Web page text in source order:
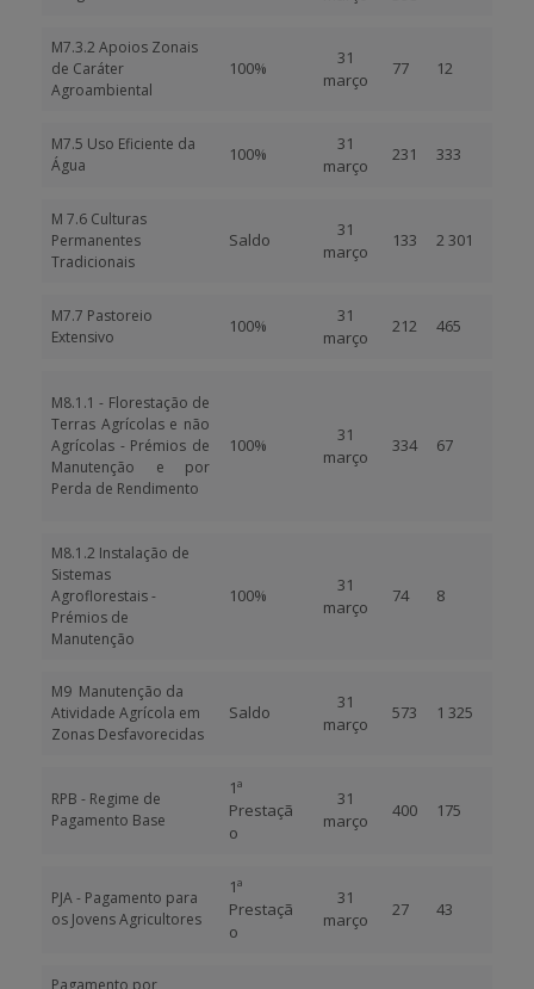
M7.3.2 Apoios Zonais
de Caráter
Agroambiental
100%
31
março
77 12
M7.5 Uso Eficiente da
Água
100%
31
março
231 333
M 7.6 Culturas
Permanentes
Tradicionais
Saldo
31
março
133 2 301
M7.7 Pastoreio
Extensivo
100%
31
março
212 465
M8.1.1 - Florestação de
Terras Agrícolas e não
Agrícolas - Prémios de
Manutenção e por
Perda de Rendimento
100%
31
março
334 67
M8.1.2 Instalação de
Sistemas
Agroflorestais -
Prémios de
Manutenção
100%
31
março
74 8
M9 Manutenção da
Atividade Agrícola em
Zonas Desfavorecidas
Saldo
31
março
573 1 325
RPB - Regime de
Pagamento Base
1ª
Prestaçã
o
31
março
400 175
PJA - Pagamento para
os Jovens Agricultores
1ª
Prestaçã
o
31
março
27 43
Pagamento por